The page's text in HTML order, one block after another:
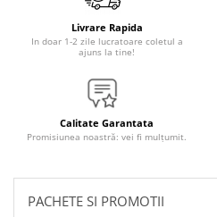
Faruri Ceata
Accesorii LED
Becuri Auto
Piese Caroserie
Amortizoare Capota
Livrare Rapida
In doar 1-2 zile lucratoare coletul a
ajuns la tine!
Calitate Garantata
Promisiunea noastră: vei fi mulțumit.
PACHETE SI PROMOTII